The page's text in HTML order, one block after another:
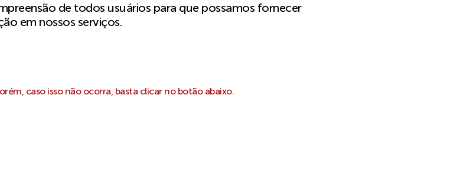
de todos usuários para que possamos fornecer
em nossos serviços.
caso isso não ocorra, basta clicar no botão abaixo.